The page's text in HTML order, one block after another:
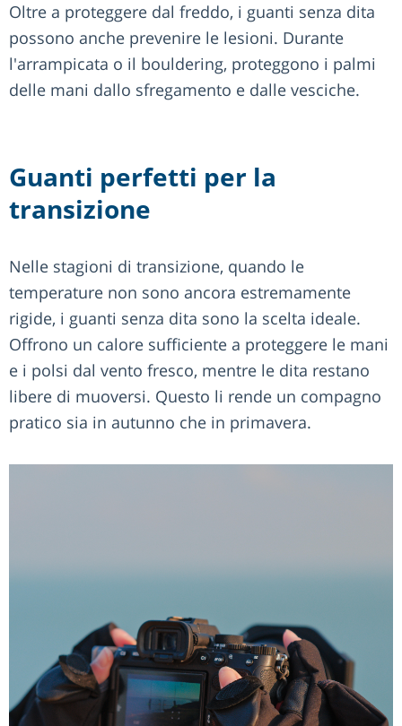
Oltre a proteggere dal freddo, i guanti senza dita
possono anche prevenire le lesioni. Durante
l'arrampicata o il bouldering, proteggono i palmi
delle mani dallo sfregamento e dalle vesciche.
Guanti perfetti per la
transizione
Nelle stagioni di transizione, quando le
temperature non sono ancora estremamente
rigide, i guanti senza dita sono la scelta ideale.
Offrono un calore sufficiente a proteggere le mani
e i polsi dal vento fresco, mentre le dita restano
libere di muoversi. Questo li rende un compagno
pratico sia in autunno che in primavera.